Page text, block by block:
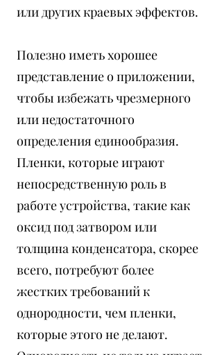
или других краевых эффектов.
Полезно иметь хорошее
представление о приложении,
чтобы избежать чрезмерного
или недостаточного
определения единообразия.
Пленки, которые играют
непосредственную роль в
работе устройства, такие как
оксид под затвором или
толщина конденсатора, скорее
всего, потребуют более
жестких требований к
однородности, чем пленки,
которые этого не делают.